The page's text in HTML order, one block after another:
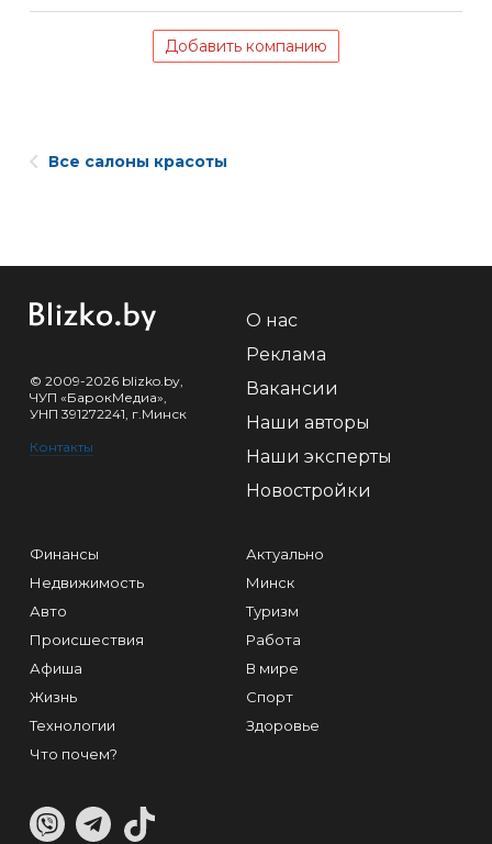
Добавить компанию
Все салоны красоты
© 2009-2026 blizko.by,
ЧУП «БарокМедиа»,
УНП 391272241, г.Минск
Контакты
О нас
Реклама
Вакансии
Наши авторы
Наши эксперты
Новостройки
Финансы
Недвижимость
Авто
Происшествия
Афиша
Жизнь
Технологии
Что почем?
Актуально
Минск
Туризм
Работа
В мире
Спорт
Здоровье